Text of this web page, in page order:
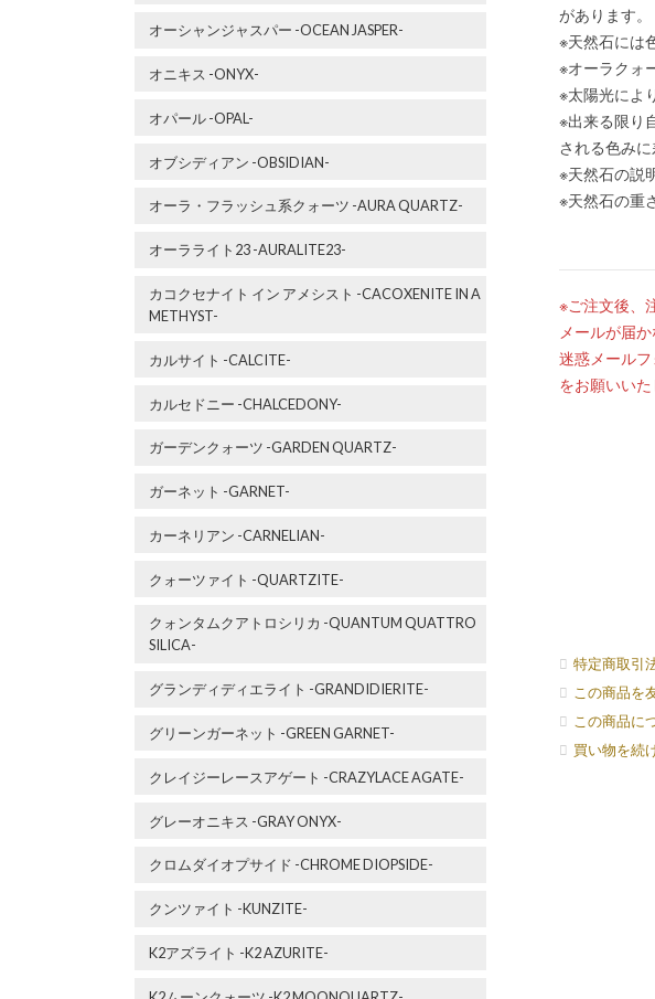
があります。
※天然石には
※オーラクォ
※太陽光によ
※出来る限り
される色み
※天然石の説
※天然石の重
※ご注文後、
メールが届
迷惑メール
をお願いいた
特定商取引
この商品を
この商品に
買い物を続
オーシャンジャスパー -OCEAN JASPER-
オニキス -ONYX-
オパール -OPAL-
オブシディアン -OBSIDIAN-
オーラ・フラッシュ系クォーツ -AURA QUARTZ-
オーラライト23 -AURALITE23-
カコクセナイト イン アメシスト -CACOXENITE IN A
METHYST-
カルサイト -CALCITE-
カルセドニー -CHALCEDONY-
ガーデンクォーツ -GARDEN QUARTZ-
ガーネット -GARNET-
カーネリアン -CARNELIAN-
クォーツァイト -QUARTZITE-
クォンタムクアトロシリカ -QUANTUM QUATTRO
SILICA-
グランディディエライト -GRANDIDIERITE-
グリーンガーネット -GREEN GARNET-
クレイジーレースアゲート -CRAZYLACE AGATE-
グレーオニキス -GRAY ONYX-
クロムダイオプサイド -CHROME DIOPSIDE-
クンツァイト -KUNZITE-
K2アズライト -K2 AZURITE-